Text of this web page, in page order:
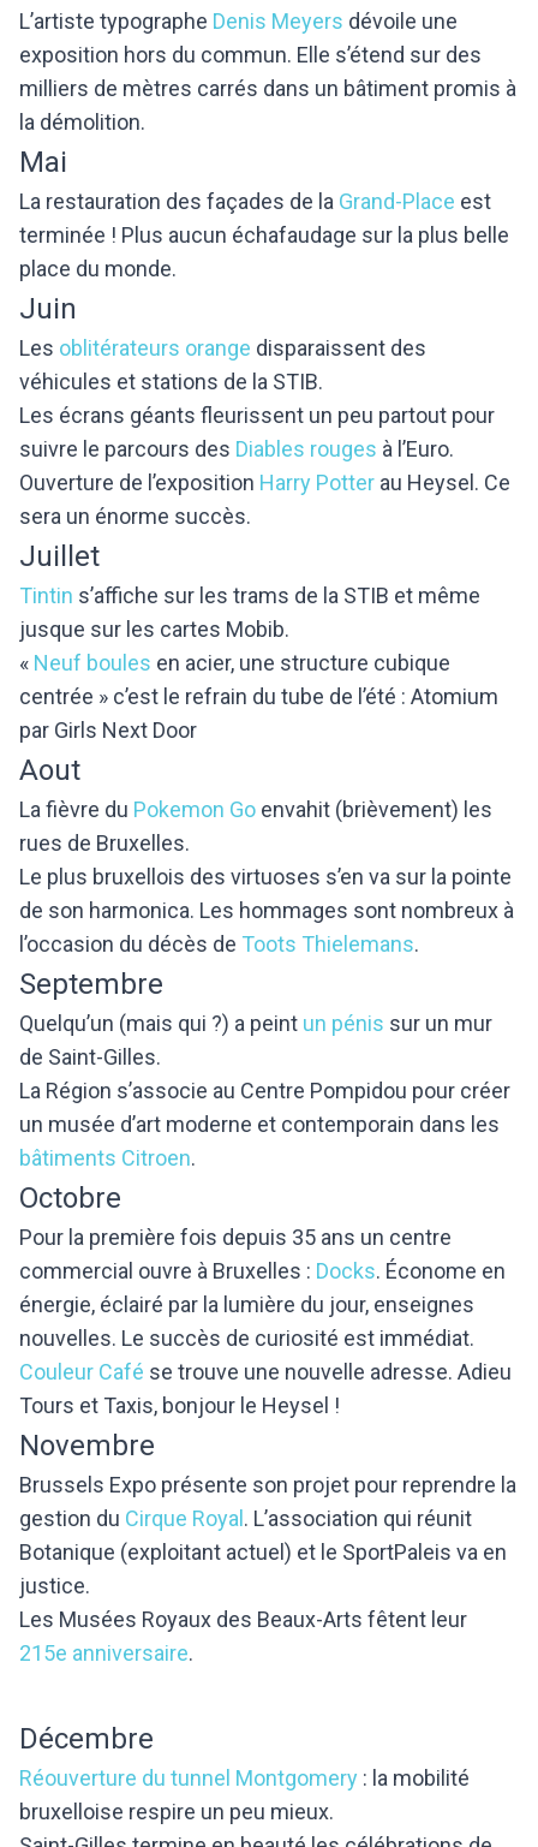
L’artiste typographe Denis Meyers dévoile une
exposition hors du commun. Elle s’étend sur des
milliers de mètres carrés dans un bâtiment promis à
la démolition.
Mai
La restauration des façades de la Grand-Place est
terminée ! Plus aucun échafaudage sur la plus belle
place du monde.
Juin
Les oblitérateurs orange disparaissent des
véhicules et stations de la STIB.
Les écrans géants fleurissent un peu partout pour
suivre le parcours des Diables rouges à l’Euro.
Ouverture de l’exposition Harry Potter au Heysel. Ce
sera un énorme succès.
Juillet
Tintin s’affiche sur les trams de la STIB et même
jusque sur les cartes Mobib.
« Neuf boules en acier, une structure cubique
centrée » c’est le refrain du tube de l’été : Atomium
par Girls Next Door
Aout
La fièvre du Pokemon Go envahit (brièvement) les
rues de Bruxelles.
Le plus bruxellois des virtuoses s’en va sur la pointe
de son harmonica. Les hommages sont nombreux à
l’occasion du décès de Toots Thielemans.
Septembre
Quelqu’un (mais qui ?) a peint un pénis sur un mur
de Saint-Gilles.
La Région s’associe au Centre Pompidou pour créer
un musée d’art moderne et contemporain dans les
bâtiments Citroen.
Octobre
Pour la première fois depuis 35 ans un centre
commercial ouvre à Bruxelles : Docks. Économe en
énergie, éclairé par la lumière du jour, enseignes
nouvelles. Le succès de curiosité est immédiat.
Couleur Café se trouve une nouvelle adresse. Adieu
Tours et Taxis, bonjour le Heysel !
Novembre
Brussels Expo présente son projet pour reprendre la
gestion du Cirque Royal. L’association qui réunit
Botanique (exploitant actuel) et le SportPaleis va en
justice.
Les Musées Royaux des Beaux-Arts fêtent leur
215e anniversaire.
Décembre
Réouverture du tunnel Montgomery : la mobilité
bruxelloise respire un peu mieux.